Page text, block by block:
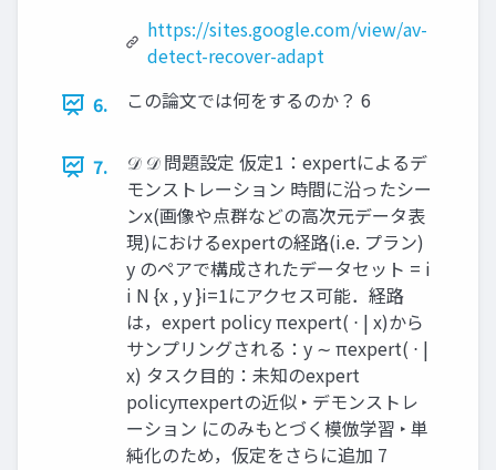
https://sites.google.com/view/av-
detect-recover-adapt
6.
この論文では何をするのか？ 6
7.
𝒟 𝒟 問題設定 仮定1：expertによるデ
モンストレーション 時間に沿ったシー
ンx(画像や点群などの高次元データ表
現)におけるexpertの経路(i.e. プラン)
y のペアで構成されたデータセット = i
i N {x , y }i=1にアクセス可能．経路
は，expert policy πexpert( ⋅ | x)から
サンプリングされる：y ∼ πexpert( ⋅ |
x) タスク目的：未知のexpert
policyπexpertの近似 ‣ デモンストレ
ーション にのみもとづく模倣学習 ‣ 単
純化のため，仮定をさらに追加 7